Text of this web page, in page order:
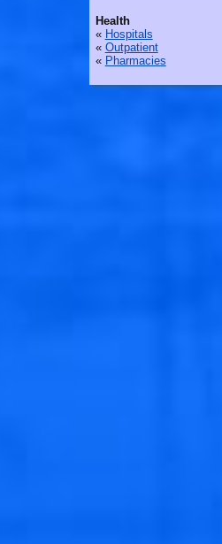
Health
« Hospitals
« Outpatient
« Pharmacies